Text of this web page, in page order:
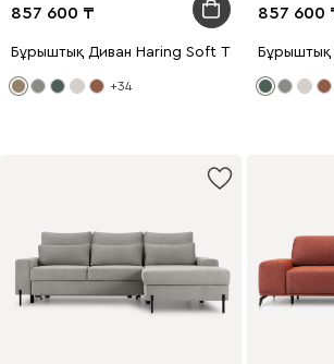
857 600
Бұрыштық Диван Haring Soft Toffe
+34
857 600
Бұрыштық